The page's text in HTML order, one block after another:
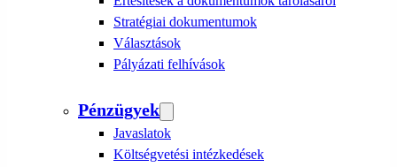
Stratégiai dokumentumok
Választások
Pályázati felhívások
Pénzügyek
Javaslatok
Költségvetési intézkedések